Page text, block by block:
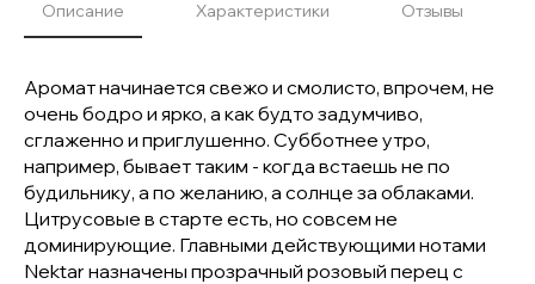
Описание Характеристики Отзывы
Аромат начинается свежо и смолисто, впрочем, не
очень бодро и ярко, а как будто задумчиво,
сглаженно и приглушенно. Субботнее утро,
например, бывает таким - когда встаешь не по
будильнику, а по желанию, а солнце за облаками.
Цитрусовые в старте есть, но совсем не
доминирующие. Главными действующими нотами
Nektar назначены прозрачный розовый перец с